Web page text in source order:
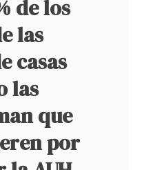
de los
las
casas
las
que
por